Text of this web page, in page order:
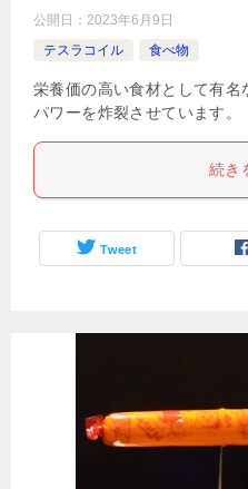
公開日： 2023年6月9日
テスラコイル
食べ物
栄養価の高い食材として有名
パワーを炸裂させています。
続き
Tweet